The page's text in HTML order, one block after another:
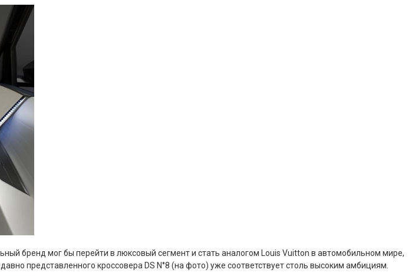
бренд мог бы перейти в люксовый сегмент и стать аналогом Louis Vuitton в автомобильном мире,
представленного кроссовера DS N°8 (на фото) уже соответствует столь высоким амбициям.